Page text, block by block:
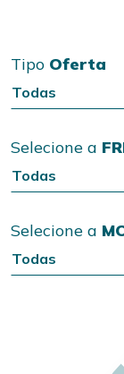
Tipo Oferta
Todas
Selecione a
Todas
Selecione a
Todas